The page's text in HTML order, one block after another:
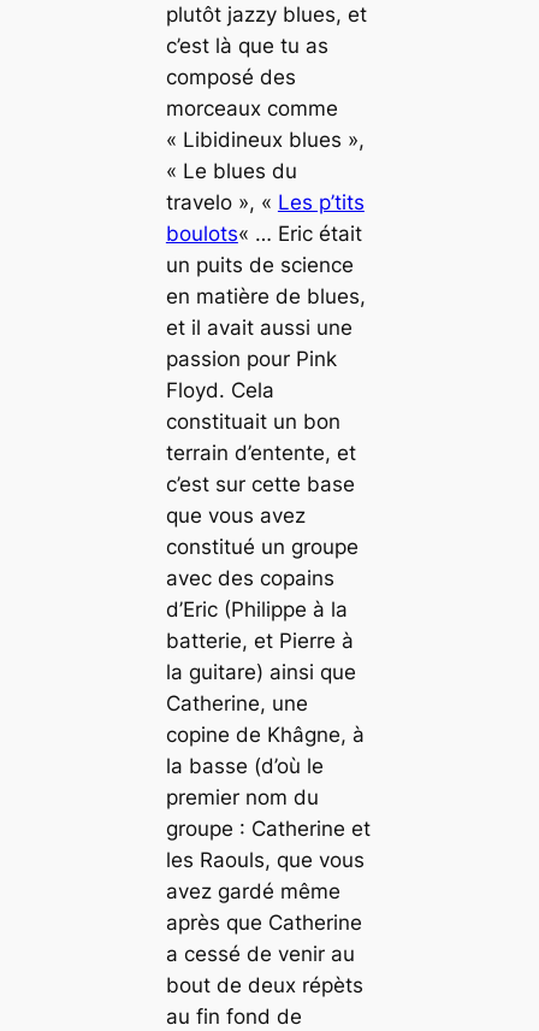
plutôt jazzy blues, et
c’est là que tu as
composé des
morceaux comme
« Libidineux blues »,
« Le blues du
travelo », « Les p’tits
boulots« … Eric était
un puits de science
en matière de blues,
et il avait aussi une
passion pour Pink
Floyd. Cela
constituait un bon
terrain d’entente, et
c’est sur cette base
que vous avez
constitué un groupe
avec des copains
d’Eric (Philippe à la
batterie, et Pierre à
la guitare) ainsi que
Catherine, une
copine de Khâgne, à
la basse (d’où le
premier nom du
groupe : Catherine et
les Raouls, que vous
avez gardé même
après que Catherine
a cessé de venir au
bout de deux répèts
au fin fond de